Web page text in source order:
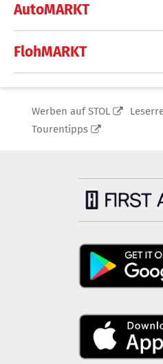
AutoMARKT
FlohMARKT
Werben auf STOL
Tourentipps